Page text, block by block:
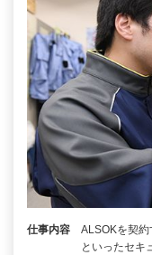
仕事内容
ALSOKを契
といったセキ